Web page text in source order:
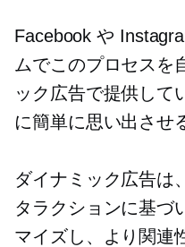
Facebook や
ムでこのプロセスを
ック広告で提供して
に簡単に思い出させ
ダイナミック広告は
タラクションに基づ
マイズし、より関連